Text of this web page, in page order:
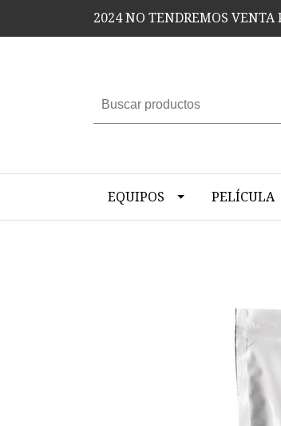
2024 NO TENDREMOS VENTA
EQUIPOS PELÍCULA